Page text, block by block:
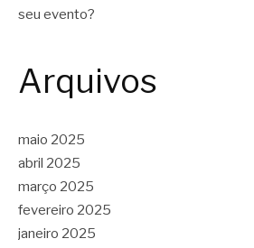
seu evento?
Arquivos
maio 2025
abril 2025
março 2025
fevereiro 2025
janeiro 2025